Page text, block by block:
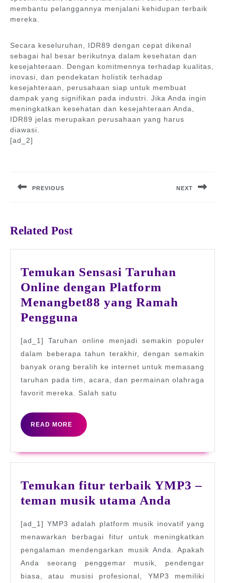
membantu pelanggannya menjalani kehidupan terbaik
mereka.
Secara keseluruhan, IDR89 dengan cepat dikenal
sebagai hal besar berikutnya dalam kesehatan dan
kesejahteraan. Dengan komitmennya terhadap kualitas,
inovasi, dan pendekatan holistik terhadap
kesejahteraan, perusahaan siap untuk membuat
dampak yang signifikan pada industri. Jika Anda ingin
meningkatkan kesehatan dan kesejahteraan Anda,
IDR89 jelas merupakan perusahaan yang harus
diawasi.
[ad_2]
PREVIOUS NEXT
Related Post
Temukan Sensasi Taruhan
Online dengan Platform
Menangbet88 yang Ramah
Pengguna
Taruhan
Online
dengan
Platform
yang
Ramah
Pengguna
[ad_1] Taruhan online menjadi semakin populer
dalam beberapa tahun terakhir, dengan semakin
banyak orang beralih ke internet untuk memasang
taruhan pada tim, acara, dan permainan olahraga
favorit mereka. Salah satu
READ MORE
READ
MORE
Temukan fitur terbaik YMP3 –
teman musik utama Anda
terbaik
YMP3
–
teman
[ad_1] YMP3 adalah platform musik inovatif yang
menawarkan berbagai fitur untuk meningkatkan
pengalaman mendengarkan musik Anda. Apakah
Anda seorang penggemar musik, pendengar
biasa, atau musisi profesional, YMP3 memiliki